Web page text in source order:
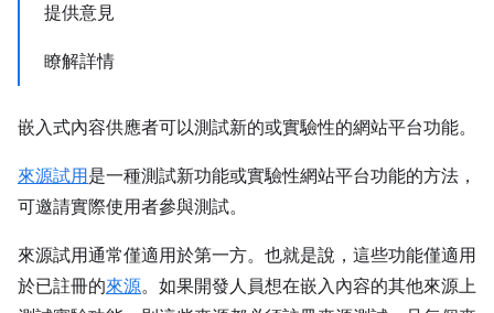
提供意見
瞭解詳情
嵌入式內容供應者可以測試新的或實驗性的網站平台功能。
來源試用是一種測試新功能或實驗性網站平台功能的方法，
可邀請實際使用者參與測試。
來源試用通常僅適用於第一方。也就是說，這些功能僅適用
於已註冊的來源。如果開發人員想在嵌入內容的其他來源上